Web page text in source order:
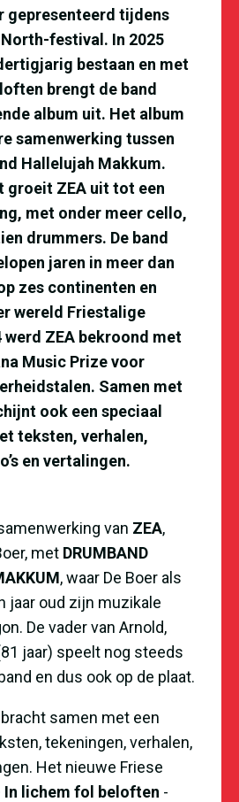
gepresenteerd tijdens
festival. In 2025
bestaan en met
brengt de band
album uit. Het album
samenwerking tussen
Hallelujah Makkum.
groeit ZEA uit tot een
met onder meer cello,
drummers. De band
jaren in meer dan
zes continenten en
wereld Friestalige
werd ZEA bekroond met
Music Prize voor
Samen met
ook een speciaal
teksten, verhalen,
en vertalingen.
van ZEA,
met DRUMBAND
, waar De Boer als
jaar oud zijn muzikale
De vader van Arnold,
jaar) speelt nog steeds
en dus ook op de plaat.
samen met een
tekeningen, verhalen,
Het nieuwe Friese
In lichem fol beloften -